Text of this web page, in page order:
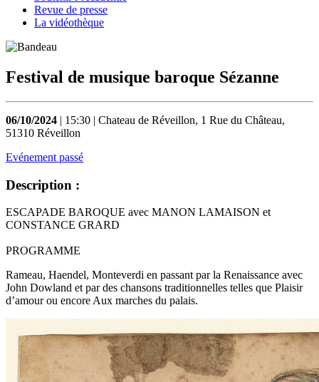
Revue de presse
La vidéothèque
Festival de musique baroque Sézanne
06/10/2024 | 15:30 | Chateau de Réveillon, 1 Rue du Château,
51310 Réveillon
Evénement passé
Description :
ESCAPADE BAROQUE avec MANON LAMAISON et
CONSTANCE GRARD
PROGRAMME
Rameau, Haendel, Monteverdi en passant par la Renaissance avec
John Dowland et par des chansons traditionnelles telles que Plaisir
d’amour ou encore Aux marches du palais.